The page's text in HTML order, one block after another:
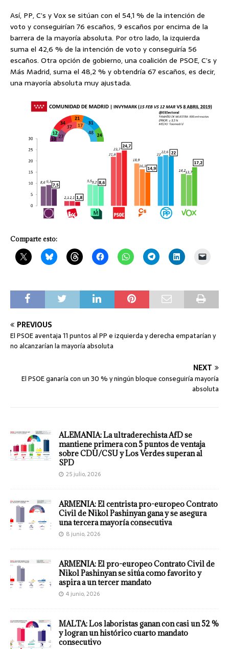
Así, PP, C’s y Vox se sitúan con el 54,1 % de la intención de
voto y conseguirían 76 escaños, 9 escaños por encima de la
barrera de la mayoría absoluta. Por otro lado, la izquierda
suma el 42,6 % de la intención de voto y conseguiría 56
escaños. Otra opción de gobierno, una coalición de PSOE, C’s y
Más Madrid, suma el 48,2 % y obtendría 67 escaños, es decir,
una mayoría absoluta muy ajustada.
Comparte esto:
PREVIOUS
El PSOE aventaja 11 puntos al PP e izquierda y derecha empatarían y
no alcanzarían la mayoría absoluta
NEXT
El PSOE ganaría con un 30 % y ningún bloque conseguiría mayoría
absoluta
ALEMANIA: La ultraderechista AfD se
mantiene primera con 5 puntos de ventaja
sobre CDU/CSU y Los Verdes superan al
SPD
25 julio, 2026
ARMENIA: El centrista pro-europeo Contrato
Civil de Nikol Pashinyan gana y se asegura
una tercera mayoría consecutiva
8 junio, 2026
ARMENIA: El pro-europeo Contrato Civil de
Nikol Pashinyan se sitúa como favorito y
aspira a un tercer mandato
4 junio, 2026
MALTA: Los laboristas ganan con casi un 52 %
y logran un histórico cuarto mandato
consecutivo